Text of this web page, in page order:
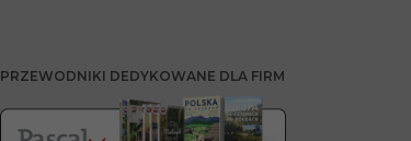
PRZEWODNIKI DEDYKOWANE DLA FIRM